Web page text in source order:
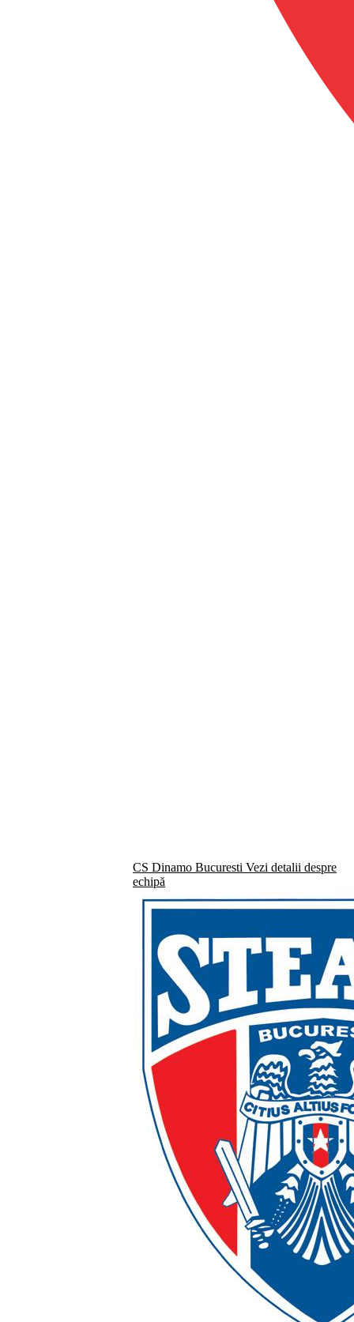
CS Dinamo Bucuresti Vezi detalii despre
echipă